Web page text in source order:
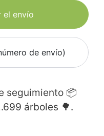
el envío
de envío)
seguimiento 📦
árboles 🌳.